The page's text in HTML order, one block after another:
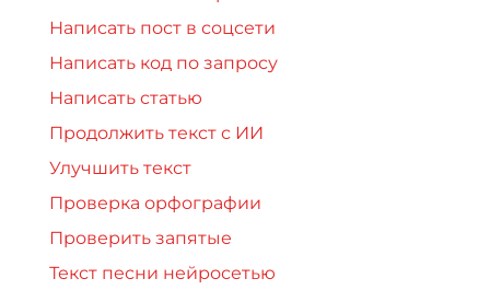
Написать пост в соцсети
Написать код по запросу
Написать статью
Продолжить текст с ИИ
Улучшить текст
Проверка орфографии
Проверить запятые
Текст песни нейросетью